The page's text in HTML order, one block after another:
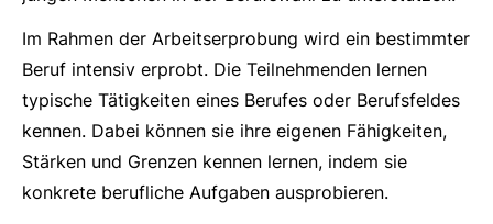
Im Rahmen der Arbeitserprobung wird ein bestimmter
Beruf intensiv erprobt. Die Teilnehmenden lernen
typische Tätigkeiten eines Berufes oder Berufsfeldes
kennen. Dabei können sie ihre eigenen Fähigkeiten,
Stärken und Grenzen kennen lernen, indem sie
konkrete berufliche Aufgaben ausprobieren.